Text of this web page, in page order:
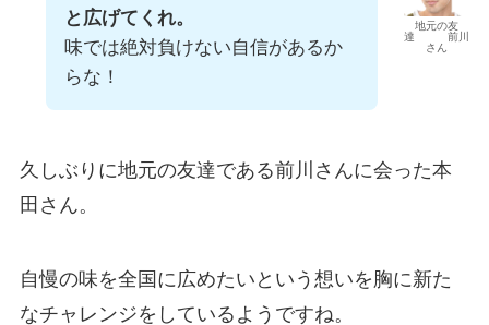
地元の友
達 前川
さん
と広げてくれ。
味では絶対負けない自信があるか
らな！
久しぶりに地元の友達である前川さんに会った本
田さん。
自慢の味を全国に広めたいという想いを胸に新た
なチャレンジをしているようですね。